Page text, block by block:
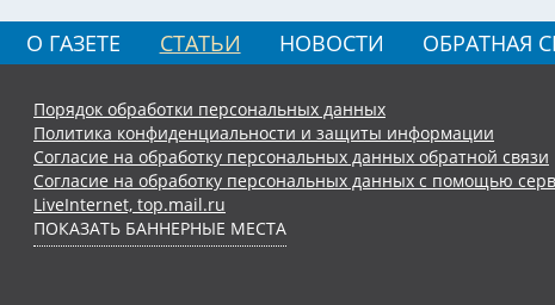
О ГАЗЕТЕ СТАТЬИ НОВОСТИ ОБРАТНАЯ
Порядок обработки персональных данных
Политика конфиденциальности и защиты информации
Согласие на обработку персональных данных обратной связи
Согласие на обработку персональных данных с помощью
LiveInternet, top.mail.ru
ПОКАЗАТЬ БАННЕРНЫЕ МЕСТА